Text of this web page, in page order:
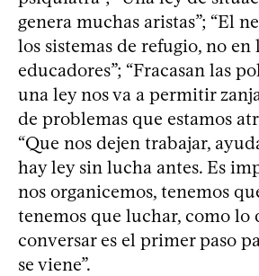
genera muchas aristas”; “El
los sistemas de refugio, no en
educadores”; “Fracasan las
una ley nos va a permitir
de problemas que estamos
“Que nos dejen trabajar,
hay ley sin lucha antes. Es
nos organicemos, tenemos
tenemos que luchar, como lo
conversar es el primer paso
se viene”.